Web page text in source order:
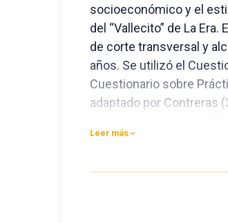
socioeconómico y el
del “Vallecito” de La
de corte transversal y
años. Se utilizó el
Cuestionario sobre
adaptado por Contreras
parte de la población,
una asociación
Leer más